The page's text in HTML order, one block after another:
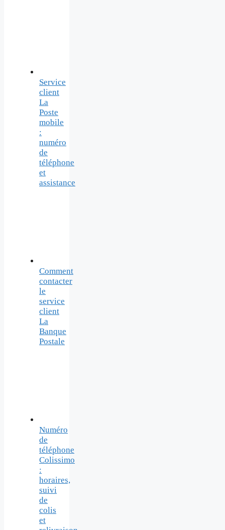
Service
client
La
Poste
mobile
:
numéro
de
téléphone
et
assistance
Comment
contacter
le
service
client
La
Banque
Postale
Numéro
de
téléphone
Colissimo
:
horaires,
suivi
de
colis
et